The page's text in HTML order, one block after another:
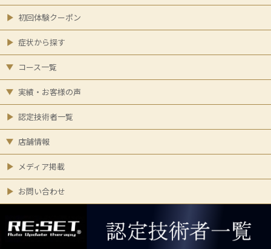
初回体験クーポン
症状から探す
コース一覧
実績・お客様の声
認定技術者一覧
店舗情報
メディア掲載
お問い合わせ